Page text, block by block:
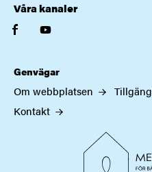
Våra kanaler
facebookyoutube
Genvägar
Om webbplatsen
Kontakt